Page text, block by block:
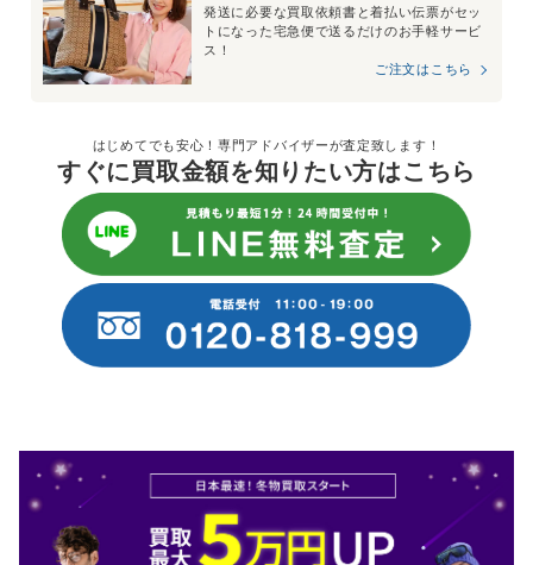
発送に必要な買取依頼書と着払い伝票がセッ
トになった宅急便で送るだけのお手軽サービ
ス！
ご注文はこちら
はじめてでも安心！専門アドバイザーが査定致します！
すぐに買取金額を知りたい方はこちら